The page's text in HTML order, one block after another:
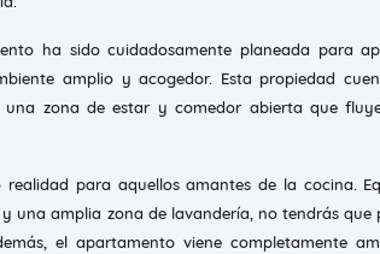
ha sido cuidadosamente planeada para
amplio y acogedor. Esta propiedad
zona de estar y comedor abierta que
para aquellos amantes de la cocina.
una amplia zona de lavandería, no tendrás que
el apartamento viene completamente